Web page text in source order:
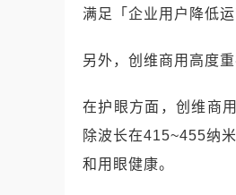
满足「企业用户降低
另外，创维商用高度
在护眼方面，创维商
除波长在415~455纳
和用眼健康。